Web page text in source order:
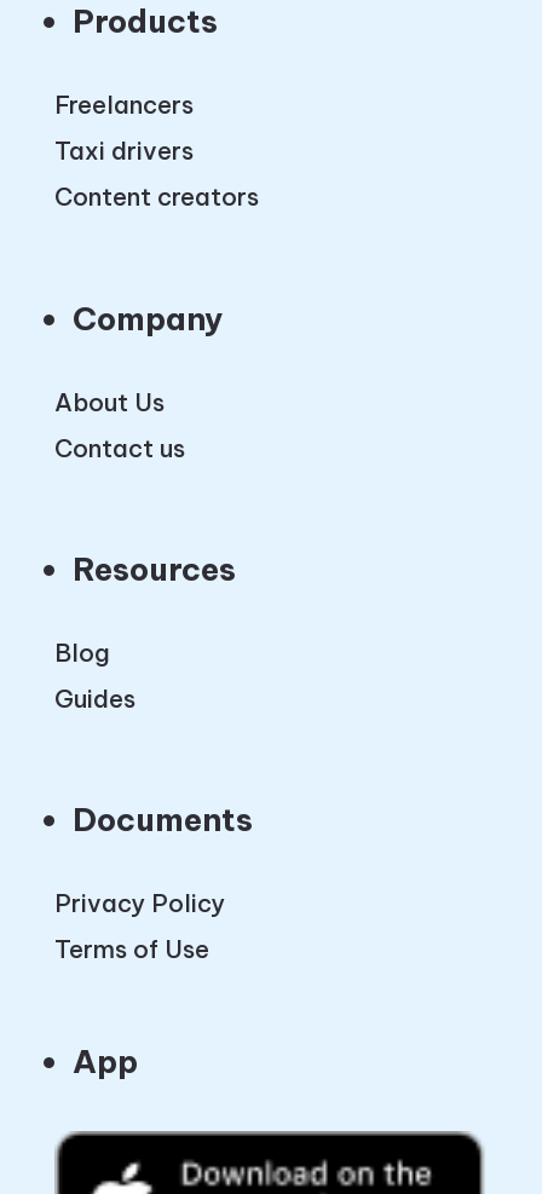
Products
Freelancers
Taxi drivers
Content creators
Company
About Us
Contact us
Resources
Blog
Guides
Documents
Privacy Policy
Terms of Use
App